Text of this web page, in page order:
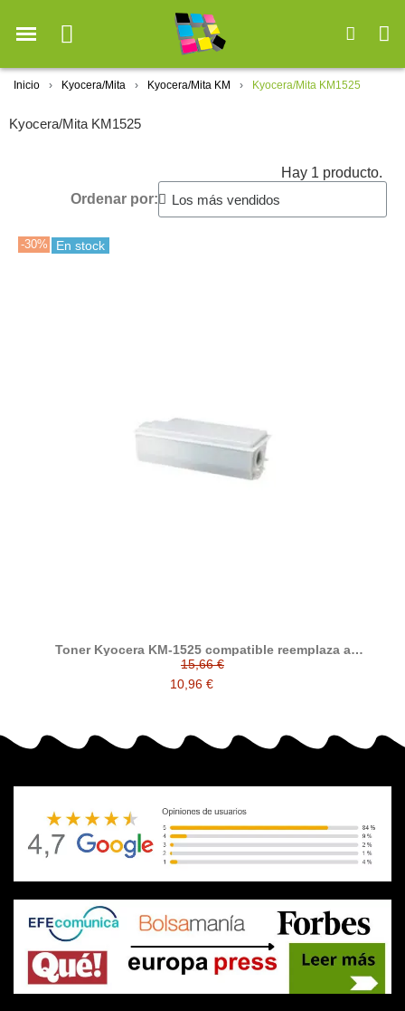
Inicio Kyocera/Mita Kyocera/Mita KM Kyocera/Mita KM1525
Kyocera/Mita KM1525
Hay 1 producto.
Ordenar por:
-30% En stock
Toner Kyocera KM-1525 compatible reemplaza a
Kyocera/Mita KM-1525 ( 37028010 )
15,66 €
10,96 €